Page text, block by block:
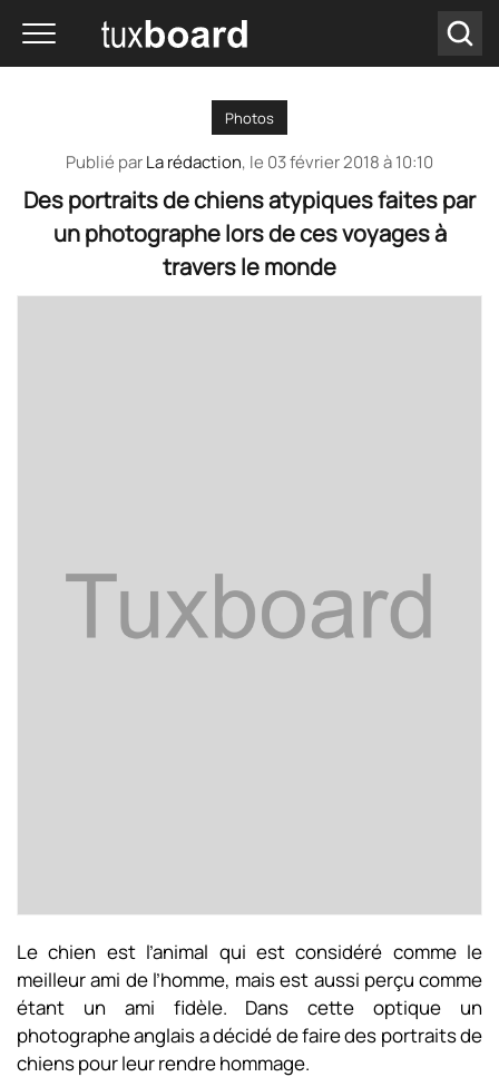
Photos
Publié parLa rédaction, le 03 février 2018 à 10:10
Des portraits de chiens atypiques faites par
un photographe lors de ces voyages à
travers le monde
Le chien est l’animal qui est considéré comme le
meilleur ami de l’homme, mais est aussi perçu comme
étant un ami fidèle. Dans cette optique un
photographe anglais a décidé de faire des portraits de
chiens pour leur rendre hommage.